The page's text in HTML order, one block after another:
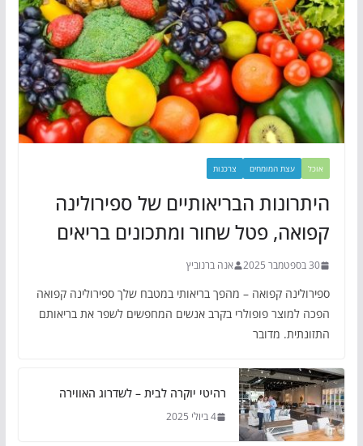
אוכל עצת המומחים צרכנות
היתרונות הבריאותיים של ספירולינה
קפואה, פטל שחור ומתכונים בריאים
30 בספטמבר 2025 אנה ברנוביץ
ספירולינה קפואה – מהפך בריאותי במטבח שלך ספירולינה קפואה
הפכה למוצר פופולרי בקרב אנשים המחפשים לשפר את בריאותם
התזונתית. מדובר
רהיטי יוקרה לבית – לשדרוג האווירה
4 ביולי 2025